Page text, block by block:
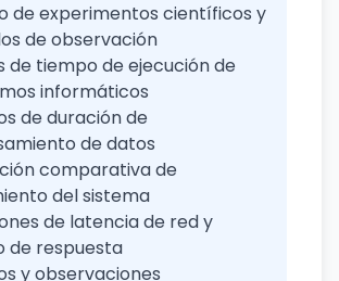
de experimentos científicos y
de observación
de tiempo de ejecución de
informáticos
de duración de
de datos
comparativa de
del sistema
de latencia de red y
de respuesta
y observaciones